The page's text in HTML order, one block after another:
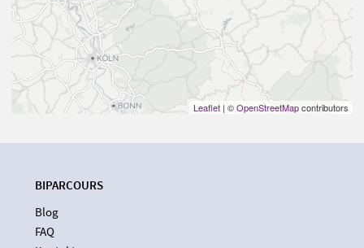
Leaflet | ©OpenStreetMapcontributors
BIPARCOURS
Blog
FAQ